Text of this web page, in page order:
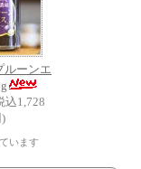
ルーンエ
込1,728
います